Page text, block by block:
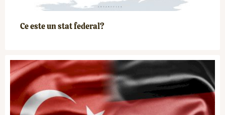
Ce este un stat federal?